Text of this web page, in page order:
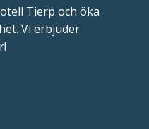
Tierp och öka
Vi erbjuder